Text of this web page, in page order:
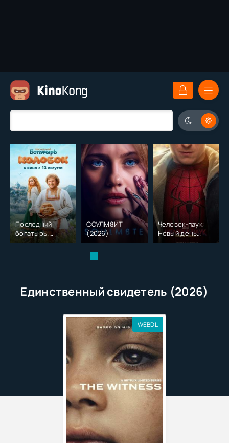
Последний
богатырь.
Колобок (2026)
СОУЛМ8ЙТ
(2026)
Человек-паук:
Новый день
(2026)
Единственный свидетель (2026)
WEBDL